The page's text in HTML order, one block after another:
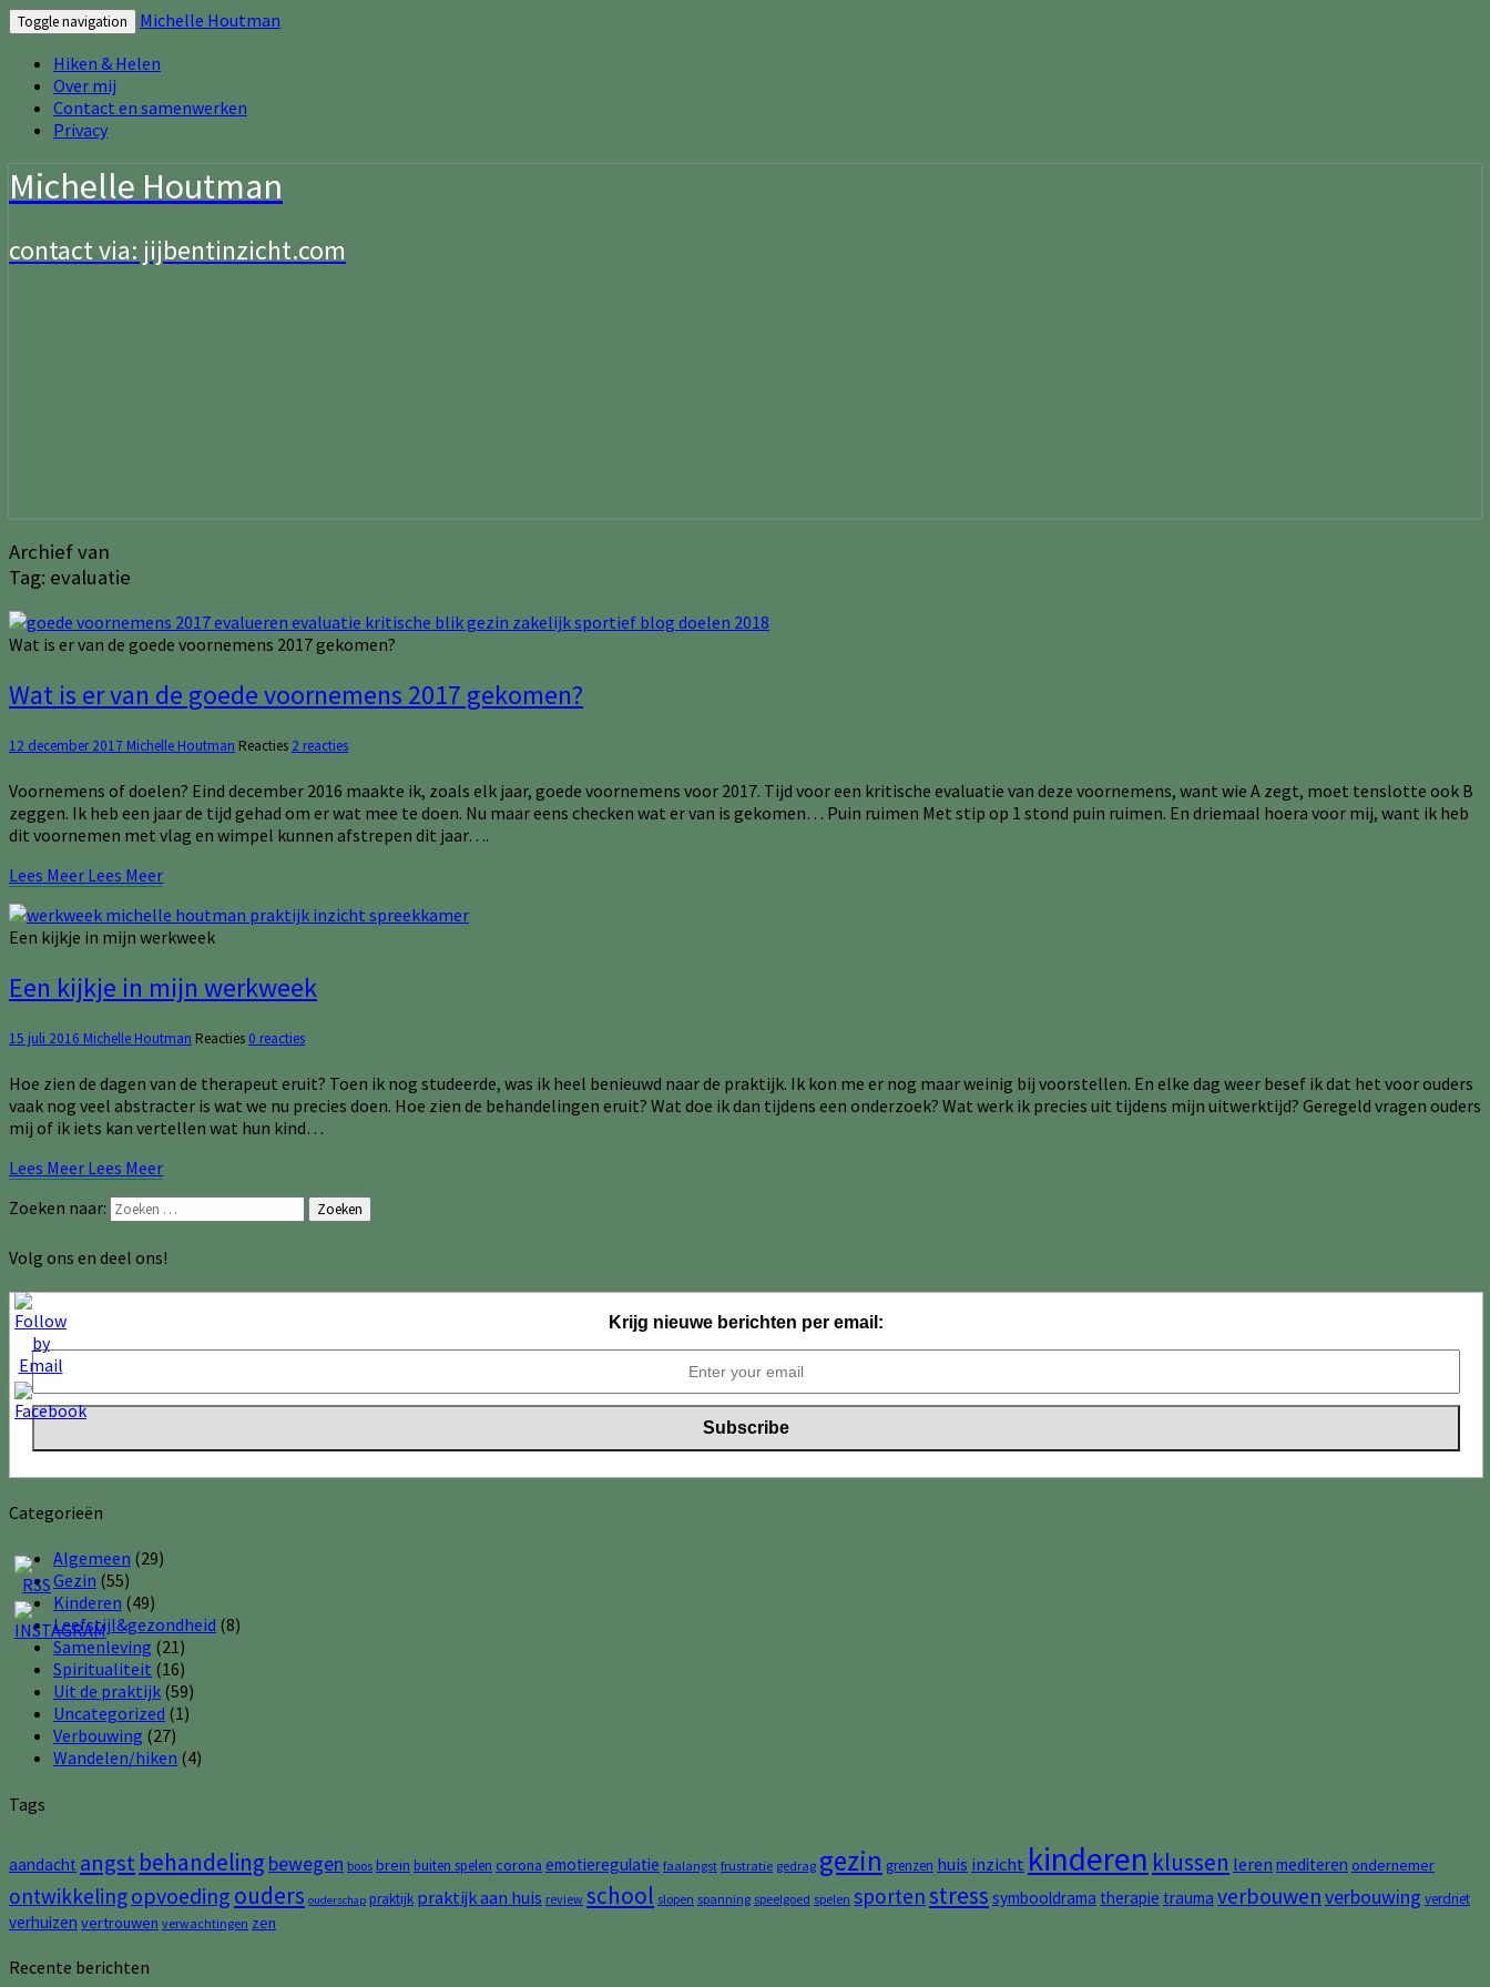
Toggle navigation
Michelle Houtman
Hiken & Helen
Over mij
Contact en samenwerken
Privacy
Michelle Houtman
contact via: jijbentinzicht.com
Archief van
Tag: evaluatie
Wat is er van de goede voornemens 2017 gekomen?
Wat is er van de goede voornemens 2017 gekomen?
12 december 2017 Michelle Houtman Reacties 2 reacties
Voornemens of doelen? Eind december 2016 maakte ik, zoals elk jaar, goede voornemens voor 2017. Tijd voor een kritische evaluatie van deze voornemens, want wie A zegt, moet tenslotte ook B
zeggen. Ik heb een jaar de tijd gehad om er wat mee te doen. Nu maar eens checken wat er van is gekomen… Puin ruimen Met stip op 1 stond puin ruimen. En driemaal hoera voor mij, want ik heb
dit voornemen met vlag en wimpel kunnen afstrepen dit jaar….
Lees Meer Lees Meer
Een kijkje in mijn werkweek
Een kijkje in mijn werkweek
15 juli 2016 Michelle Houtman Reacties 0 reacties
Hoe zien de dagen van de therapeut eruit? Toen ik nog studeerde, was ik heel benieuwd naar de praktijk. Ik kon me er nog maar weinig bij voorstellen. En elke dag weer besef ik dat het voor ouders
vaak nog veel abstracter is wat we nu precies doen. Hoe zien de behandelingen eruit? Wat doe ik dan tijdens een onderzoek? Wat werk ik precies uit tijdens mijn uitwerktijd? Geregeld vragen ouders
mij of ik iets kan vertellen wat hun kind…
Lees Meer Lees Meer
Zoeken naar:
Zoeken
Volg ons en deel ons!
Krijg nieuwe berichten per email:
Categorieën
Algemeen (29)
Gezin (55)
Kinderen (49)
Leefstijl&gezondheid (8)
Samenleving (21)
Spiritualiteit (16)
Uit de praktijk (59)
Uncategorized (1)
Verbouwing (27)
Wandelen/hiken (4)
Tags
aandacht angst behandeling bewegen boos brein buiten spelen corona emotieregulatie faalangst frustratie gedrag gezin grenzen huis inzicht kinderen klussen leren mediteren ondernemer
ontwikkelingopvoeding ouders ouderschap praktijk praktijk aan huis review school slopen spanning speelgoed spelen sportenstress symbooldrama therapie trauma verbouwenverbouwing verdriet
verhuizen vertrouwen verwachtingen zen
Recente berichten